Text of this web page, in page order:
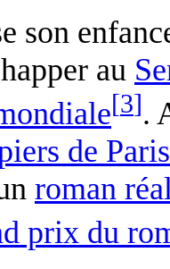
son
au
[3].
de Paris
roman
prix du